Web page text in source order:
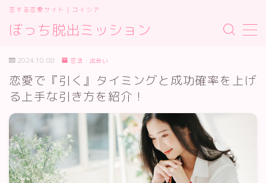
ぼっち脱出ミッション
恋する恋愛サイト｜コイシア
お問い合わせ
サイトマップ
デモプリセット記事 #2
プライバシーポリシー
プライバシーポリシー
利用規約／特定商取引法に基づく表記
有料記事の決済完了ページ
運営者情報
運営者情報
2024.10.08 恋活・出会い
恋愛で『引く』タイミングと成功確率を上げ
る上手な引き方を紹介！